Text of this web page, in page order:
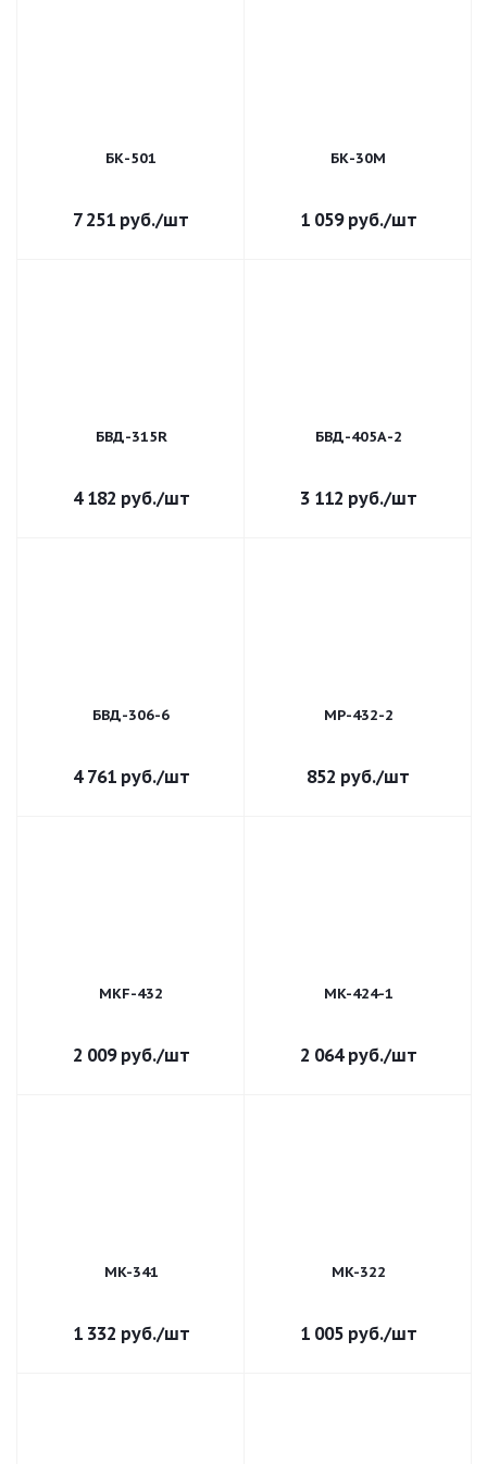
БК-501
7 251 руб./шт
БК-30М
1 059руб./шт
БВД-315R
4 182 руб./шт
БВД-405А-2
3 112 руб./шт
БВД-306-6
4 761руб./шт
MP-432-2
852 руб./шт
MKF-432
2 009руб./шт
MK-424-1
2 064руб./шт
MK-341
1 332 руб./шт
MK-322
1 005руб./шт